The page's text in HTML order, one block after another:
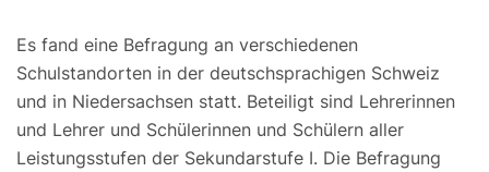
Es fand eine Befragung an verschiedenen
Schulstandorten in der deutschsprachigen Schweiz
und in Niedersachsen statt. Beteiligt sind Lehrerinnen
und Lehrer und Schülerinnen und Schülern aller
Leistungsstufen der Sekundarstufe I. Die Befragung